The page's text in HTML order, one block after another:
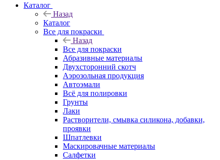
Каталог
Назад
Каталог
Все для покраски
Назад
Все для покраски
Абразивные материалы
Двухсторонний скотч
Аэрозольная продукция
Автоэмали
Всё для полировки
Грунты
Лаки
Растворители, смывка силикона, добавки,
проявки
Шпатлевки
Маскировачные материалы
Салфетки